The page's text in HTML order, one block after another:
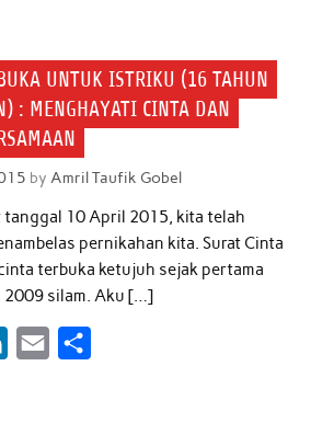
d
I
n
UNTUK ISTRIKU (16 TAHUN
: MENGHAYATI CINTA DAN
by Amril Taufik Gobel
tanggal 10 April 2015, kita telah
pernikahan kita. Surat Cinta
terbuka ketujuh sejak pertama
2009 silam. Aku […]